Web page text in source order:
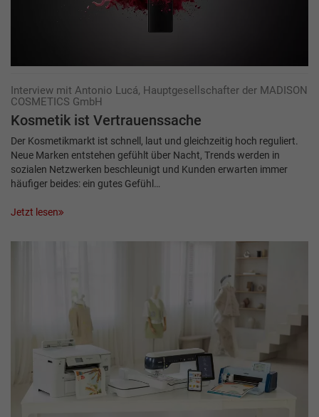
Interview mit Antonio Lucá, Hauptgesellschafter der MADISON
COSMETICS GmbH
Kosmetik ist Vertrauens­sache
Der Kosmetikmarkt ist schnell, laut und gleichzeitig hoch reguliert.
Neue Marken entstehen gefühlt über Nacht, Trends werden in
sozialen Netzwerken beschleunigt und Kunden erwarten immer
häufiger beides: ein gutes Gefühl…
Jetzt lesen